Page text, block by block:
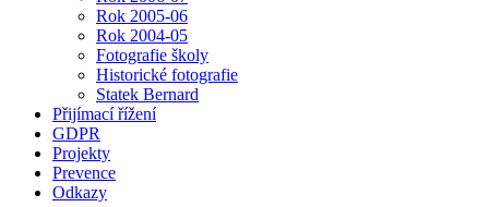
Rok 2005-06
Rok 2004-05
Fotografie školy
Historické fotografie
Statek Bernard
Přijímací řížení
GDPR
Projekty
Prevence
Odkazy